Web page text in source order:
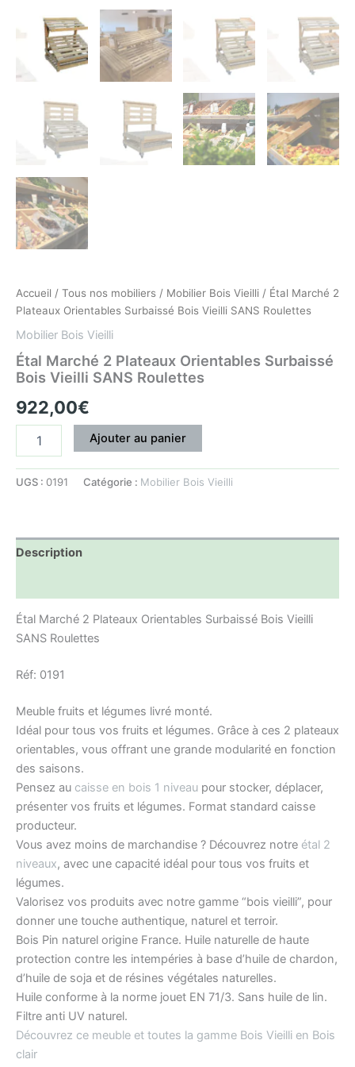
Accueil / Tous nos mobiliers / Mobilier Bois Vieilli / Étal Marché 2
Plateaux Orientables Surbaissé Bois Vieilli SANS Roulettes
Mobilier Bois Vieilli
Étal Marché 2 Plateaux Orientables Surbaissé
Bois Vieilli SANS Roulettes
922,00€
Ajouter au panier
UGS : 0191 Catégorie : Mobilier Bois Vieilli
Description
Étal Marché 2 Plateaux Orientables Surbaissé Bois Vieilli
SANS Roulettes
Réf: 0191
Meuble fruits et légumes livré monté.
Idéal pour tous vos fruits et légumes. Grâce à ces 2 plateaux
orientables, vous offrant une grande modularité en fonction
des saisons.
Pensez au caisse en bois 1 niveau pour stocker, déplacer,
présenter vos fruits et légumes. Format standard caisse
producteur.
Vous avez moins de marchandise ? Découvrez notre étal 2
niveaux, avec une capacité idéal pour tous vos fruits et
légumes.
Valorisez vos produits avec notre gamme “bois vieilli”, pour
donner une touche authentique, naturel et terroir.
Bois Pin naturel origine France. Huile naturelle de haute
protection contre les intempéries à base d’huile de chardon,
d’huile de soja et de résines végétales naturelles.
Huile conforme à la norme jouet EN 71/3. Sans huile de lin.
Filtre anti UV naturel.
Découvrez ce meuble et toutes la gamme Bois Vieilli en Bois
clair